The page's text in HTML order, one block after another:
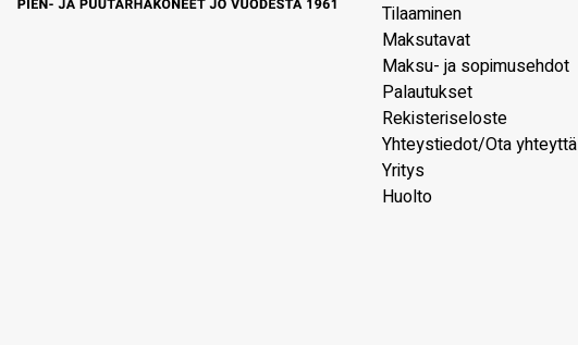
Tilaaminen
Maksutavat
Maksu- ja sopimusehdot
Palautukset
Rekisteriseloste
Yhteystiedot/Ota yhteyttä
Yritys
Huolto